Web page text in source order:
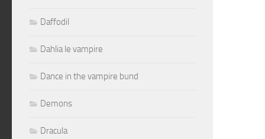
Daffodil
Dahlia le vampire
Dance in the vampire bund
Demons
Dracula